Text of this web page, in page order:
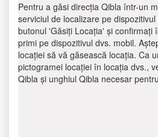
Pentru a găsi direcția Qibla într-un
serviciul de localizare pe
butonul 'Găsiți Locația' și confirmați
primi pe dispozitivul dvs. mobil.
locației să vă găsească locația. Ca
pictogramei locației în locația dvs.,
Qibla și unghiul Qibla necesar